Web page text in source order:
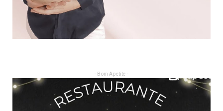
- Bom Apetite -